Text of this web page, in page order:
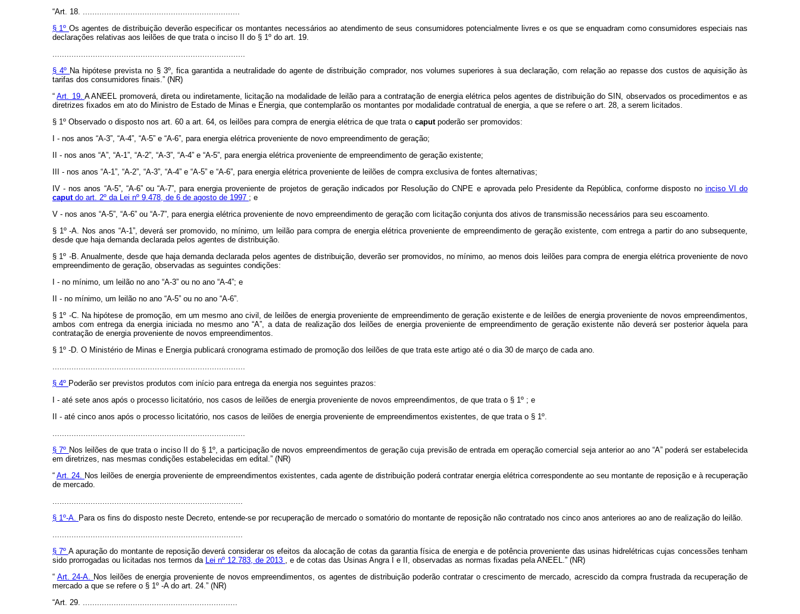
“Art. 18. ..................................................................
§ 1º Os agentes de distribuição deverão especificar os montantes necessários ao atendimento de seus consumidores potencialmente livres e os que se enquadram como consumidores especiais nas
declarações relativas aos leilões de que trata o inciso II do § 1º do art. 19.
.................................................................................
§ 4º Na hipótese prevista no § 3º, fica garantida a neutralidade do agente de distribuição comprador, nos volumes superiores à sua declaração, com relação ao repasse dos custos de aquisição às
tarifas dos consumidores finais.” (NR)
“Art. 19.A ANEEL promoverá, direta ou indiretamente, licitação na modalidade de leilão para a contratação de energia elétrica pelos agentes de distribuição do SIN, observados os procedimentos e as
diretrizes fixados em ato do Ministro de Estado de Minas e Energia, que contemplarão os montantes por modalidade contratual de energia, a que se refere o art. 28, a serem licitados.
§ 1º Observado o disposto nos art. 60 a art. 64, os leilões para compra de energia elétrica de que trata o caput poderão ser promovidos:
I - nos anos “A-3”, “A-4”, “A-5” e “A-6”, para energia elétrica proveniente de novo empreendimento de geração;
II - nos anos “A”, “A-1”, “A-2”, “A-3”, “A-4” e “A-5”, para energia elétrica proveniente de empreendimento de geração existente;
III - nos anos “A-1”, “A-2”, “A-3”, “A-4” e “A-5” e “A-6”, para energia elétrica proveniente de leilões de compra exclusiva de fontes alternativas;
IV - nos anos “A-5”, “A-6” ou “A-7”, para energia proveniente de projetos de geração indicados por Resolução do CNPE e aprovada pelo Presidente da República, conforme disposto no inciso VI do
caput do art. 2º da Lei nº 9.478, de 6 de agosto de 1997 ; e
V - nos anos “A-5”, “A-6” ou “A-7”, para energia elétrica proveniente de novo empreendimento de geração com licitação conjunta dos ativos de transmissão necessários para seu escoamento.
§ 1º -A. Nos anos “A-1”, deverá ser promovido, no mínimo, um leilão para compra de energia elétrica proveniente de empreendimento de geração existente, com entrega a partir do ano subsequente,
desde que haja demanda declarada pelos agentes de distribuição.
§ 1º -B. Anualmente, desde que haja demanda declarada pelos agentes de distribuição, deverão ser promovidos, no mínimo, ao menos dois leilões para compra de energia elétrica proveniente de novo
empreendimento de geração, observadas as seguintes condições:
I - no mínimo, um leilão no ano “A-3” ou no ano “A-4”; e
II - no mínimo, um leilão no ano “A-5” ou no ano “A-6”.
§ 1º -C. Na hipótese de promoção, em um mesmo ano civil, de leilões de energia proveniente de empreendimento de geração existente e de leilões de energia proveniente de novos empreendimentos,
ambos com entrega da energia iniciada no mesmo ano “A”, a data de realização dos leilões de energia proveniente de empreendimento de geração existente não deverá ser posterior àquela para
contratação de energia proveniente de novos empreendimentos.
§ 1º -D. O Ministério de Minas e Energia publicará cronograma estimado de promoção dos leilões de que trata este artigo até o dia 30 de março de cada ano.
.................................................................................
§ 4º Poderão ser previstos produtos com início para entrega da energia nos seguintes prazos:
I - até sete anos após o processo licitatório, nos casos de leilões de energia proveniente de novos empreendimentos, de que trata o § 1º ; e
II - até cinco anos após o processo licitatório, nos casos de leilões de energia proveniente de empreendimentos existentes, de que trata o § 1º.
.................................................................................
§ 7º Nos leilões de que trata o inciso II do § 1º, a participação de novos empreendimentos de geração cuja previsão de entrada em operação comercial seja anterior ao ano “A” poderá ser estabelecida
em diretrizes, nas mesmas condições estabelecidas em edital.” (NR)
“ Art. 24. Nos leilões de energia proveniente de empreendimentos existentes, cada agente de distribuição poderá contratar energia elétrica correspondente ao seu montante de reposição e à recuperação
de mercado.
................................................................................
§ 1º-A. Para os fins do disposto neste Decreto, entende-se por recuperação de mercado o somatório do montante de reposição não contratado nos cinco anos anteriores ao ano de realização do leilão.
................................................................................
§ 7º A apuração do montante de reposição deverá considerar os efeitos da alocação de cotas da garantia física de energia e de potência proveniente das usinas hidrelétricas cujas concessões tenham
sido prorrogadas ou licitadas nos termos da Lei nº 12.783, de 2013 , e de cotas das Usinas Angra I e II, observadas as normas fixadas pela ANEEL.” (NR)
“ Art. 24-A. Nos leilões de energia proveniente de novos empreendimentos, os agentes de distribuição poderão contratar o crescimento de mercado, acrescido da compra frustrada da recuperação de
mercado a que se refere o § 1º -A do art. 24.” (NR)
“Art. 29. .................................................................